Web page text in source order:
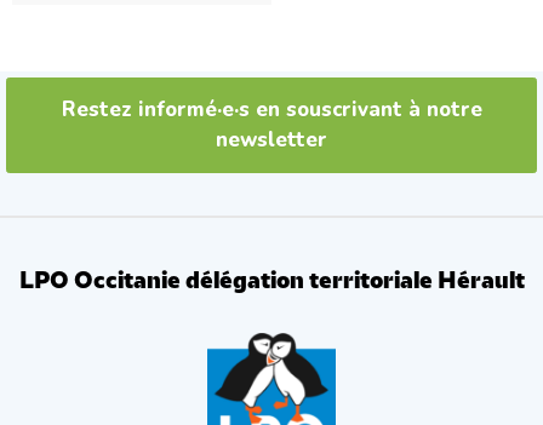
Restez informé·e·s en souscrivant à notre
newsletter
LPO Occitanie délégation territoriale Hérault